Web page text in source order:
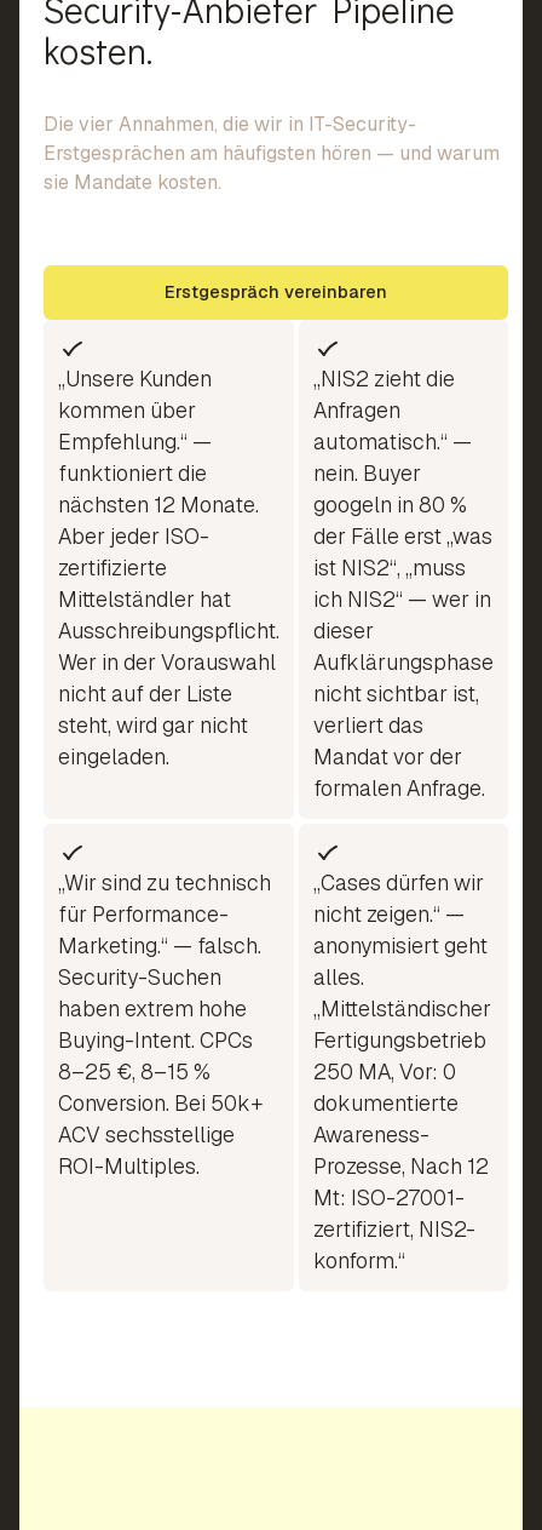
kosten.
Die vier Annahmen, die wir in IT-Security-
Erstgesprächen am häufigsten hören — und warum
sie Mandate kosten.
Erstgespräch vereinbaren
„Unsere Kunden
kommen über
Empfehlung.“ —
funktioniert die
nächsten 12 Monate.
Aber jeder ISO-
zertifizierte
Mittelständler hat
Ausschreibungspflicht.
Wer in der Vorauswahl
nicht auf der Liste
steht, wird gar nicht
eingeladen.
„NIS2 zieht die
Anfragen
automatisch.“ —
nein. Buyer
googeln in 80 %
der Fälle erst „was
ist NIS2“, „muss
ich NIS2“ — wer in
dieser
Aufklärungsphase
nicht sichtbar ist,
verliert das
Mandat vor der
formalen Anfrage.
„Wir sind zu technisch
für Performance-
Marketing.“ — falsch.
Security-Suchen
haben extrem hohe
Buying-Intent. CPCs
8–25 €, 8–15 %
Conversion. Bei 50k+
ACV sechsstellige
ROI-Multiples.
„Cases dürfen wir
nicht zeigen.“ —
anonymisiert geht
alles.
„Mittelständischer
Fertigungsbetrieb
250 MA, Vor: 0
dokumentierte
Awareness-
Prozesse, Nach 12
Mt: ISO-27001-
zertifiziert, NIS2-
konform.“